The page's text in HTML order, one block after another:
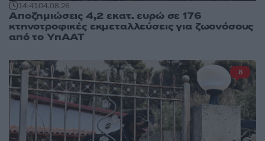
14:4104.08.26
Αποζημιώσεις 4,2 εκατ. ευρώ σε 176
κτηνοτροφικές εκμεταλλεύσεις για ζωονόσους
από το ΥπΑΑΤ
8